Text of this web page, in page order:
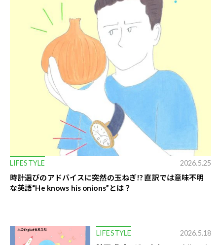
LIFESTYLE 2026.5.25
時計選びのアドバイスに突然の玉ねぎ!? 直訳では意味不明
な英語“He knows his onions”とは？
LIFESTYLE 2026.5.18